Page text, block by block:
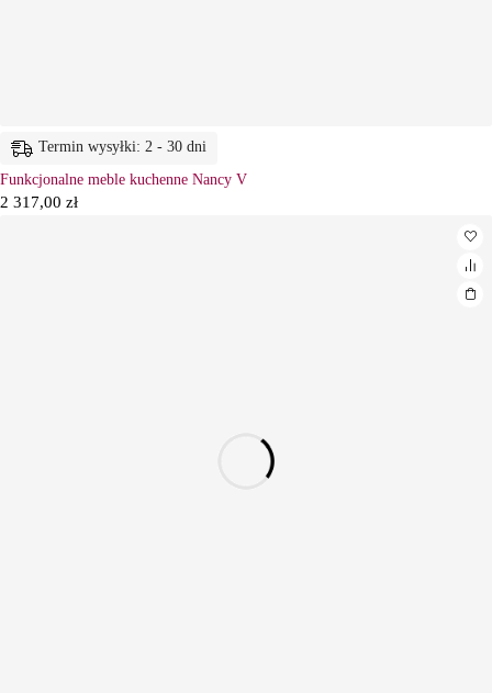
Termin wysyłki: 2 - 30 dni
Funkcjonalne meble kuchenne Nancy V
2 317,00 zł